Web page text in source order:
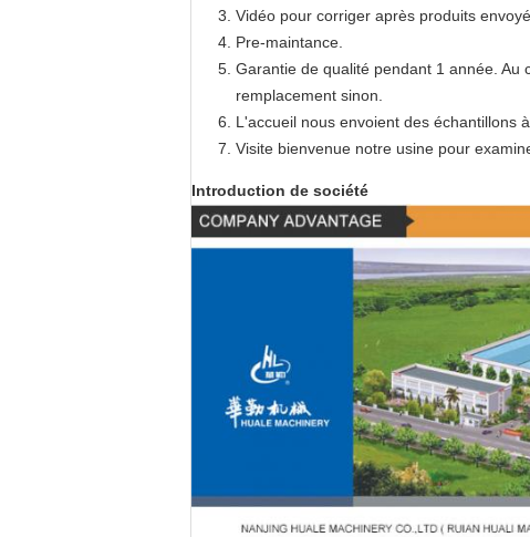
Vidéo pour corriger après produits
Pre-maintance.
Garantie de qualité pendant 1 année.
remplacement sinon.
L'accueil nous envoient des échantillons
Visite bienvenue notre usine pour
Introduction de société